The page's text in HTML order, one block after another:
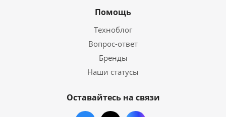
Помощь
Техноблог
Вопрос-ответ
Бренды
Наши статусы
Оставайтесь на связи